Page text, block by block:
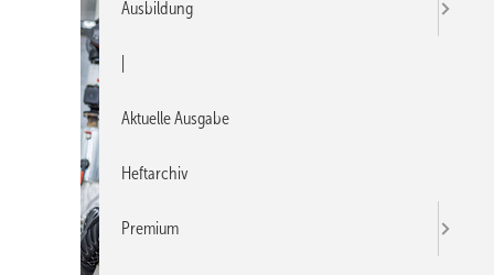
Ausbildung
Aktuelle Ausgabe
Heftarchiv
Premium